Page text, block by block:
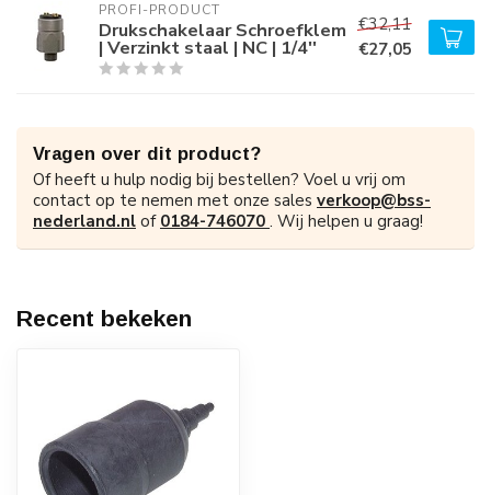
PROFI-PRODUCT
Drukschakelaar Schroefklem
| Verzinkt staal | NC | 1/4''
€32,11
€27,05
Vragen over dit product?
Of heeft u hulp nodig bij bestellen? Voel u vrij om
contact op te nemen met onze sales verkoop@bss-
nederland.nl of 0184-746070 . Wij helpen u graag!
Recent bekeken